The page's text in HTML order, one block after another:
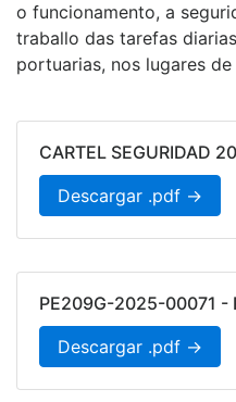
o funcionamento, a
traballo das tarefas
portuarias, nos lugares
CARTEL SEGURIDAD
Descargar .pdf →
PE209G-2025-00071 -
Descargar .pdf →